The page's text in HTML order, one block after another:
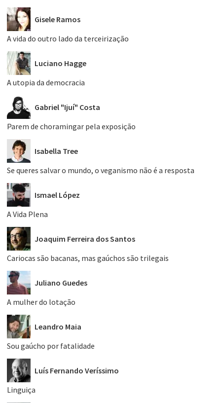
Gisele Ramos
A vida do outro lado da terceirização
Luciano Hagge
A utopia da democracia
Gabriel "Ijuí" Costa
Parem de choramingar pela exposição
Isabella Tree
Se queres salvar o mundo, o veganismo não é a resposta
Ismael López
A Vida Plena
Joaquim Ferreira dos Santos
Cariocas são bacanas, mas gaúchos são trilegais
Juliano Guedes
A mulher do lotação
Leandro Maia
Sou gaúcho por fatalidade
Luís Fernando Veríssimo
Linguiça